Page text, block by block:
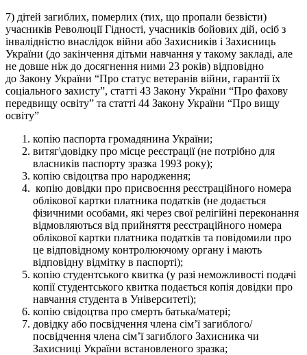
7) дітей загиблих, померлих (тих, що пропали безвісти)
учасників Революції Гідності, учасників бойових дій, осіб з
інвалідністю внаслідок війни або Захисників і Захисниць
України (до закінчення дітьми навчання у такому закладі, але
не довше ніж до досягнення ними 23 років) відповідно
до Закону України “Про статус ветеранів війни, гарантії їх
соціального захисту”, статті 43 Закону України “Про фахову
передвищу освіту” та статті 44 Закону України “Про вищу
освіту”
копію паспорта громадянина України;
витяг\довідку про місце реєстрації (не потрібно для
власників паспорту зразка 1993 року);
копію свідоцтва про народження;
копію довідки про присвоєння реєстраційного номера
облікової картки платника податків (не додається
фізичними особами, які через свої релігійні переконання
відмовляються від прийняття реєстраційного номера
облікової картки платника податків та повідомили про
це відповідному контролюючому органу і мають
відповідну відмітку в паспорті);
копію студентського квитка (у разі неможливості подачі
копії студентського квитка подається копія довідки про
навчання студента в Університеті);
копію свідоцтва про смерть батька/матері;
довідку або посвідчення члена сім’ї загиблого/
посвідчення члена сім’ї загиблого Захисника чи
Захисниці України встановленого зразка;